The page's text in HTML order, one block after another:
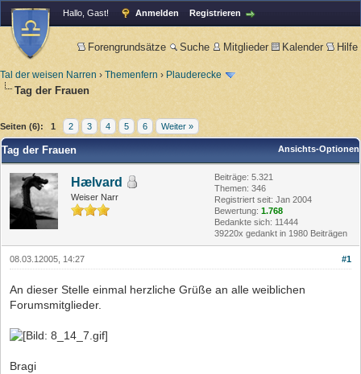
Hallo, Gast! Anmelden Registrieren
Forengrundsätze Suche Mitglieder Kalender Hilfe
Tal der weisen Narren › Themenfern › Plauderecke
Tag der Frauen
Seiten (6): 1 2 3 4 5 6 Weiter »
Ansichts-Optionen
Tag der Frauen
Hælvard
Weiser Narr
Beiträge: 5.321
Themen: 346
Registriert seit: Jan 2004
Bewertung: 1.768
Bedankte sich: 11444
39220x gedankt in 1980 Beiträgen
#1
08.03.12005, 14:27
An dieser Stelle einmal herzliche Grüße an alle weiblichen
Forumsmitglieder.
Bragi